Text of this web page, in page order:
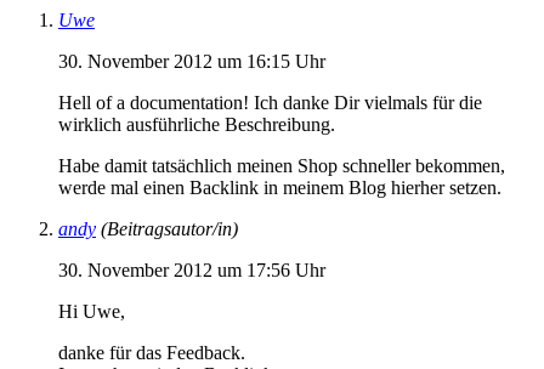
Uwe
30. November 2012 um 16:15 Uhr
Hell of a documentation! Ich danke Dir vielmals für die
wirklich ausführliche Beschreibung.
Habe damit tatsächlich meinen Shop schneller bekommen,
werde mal einen Backlink in meinem Blog hierher setzen.
andy (Beitragsautor/in)
30. November 2012 um 17:56 Uhr
Hi Uwe,
danke für das Feedback.